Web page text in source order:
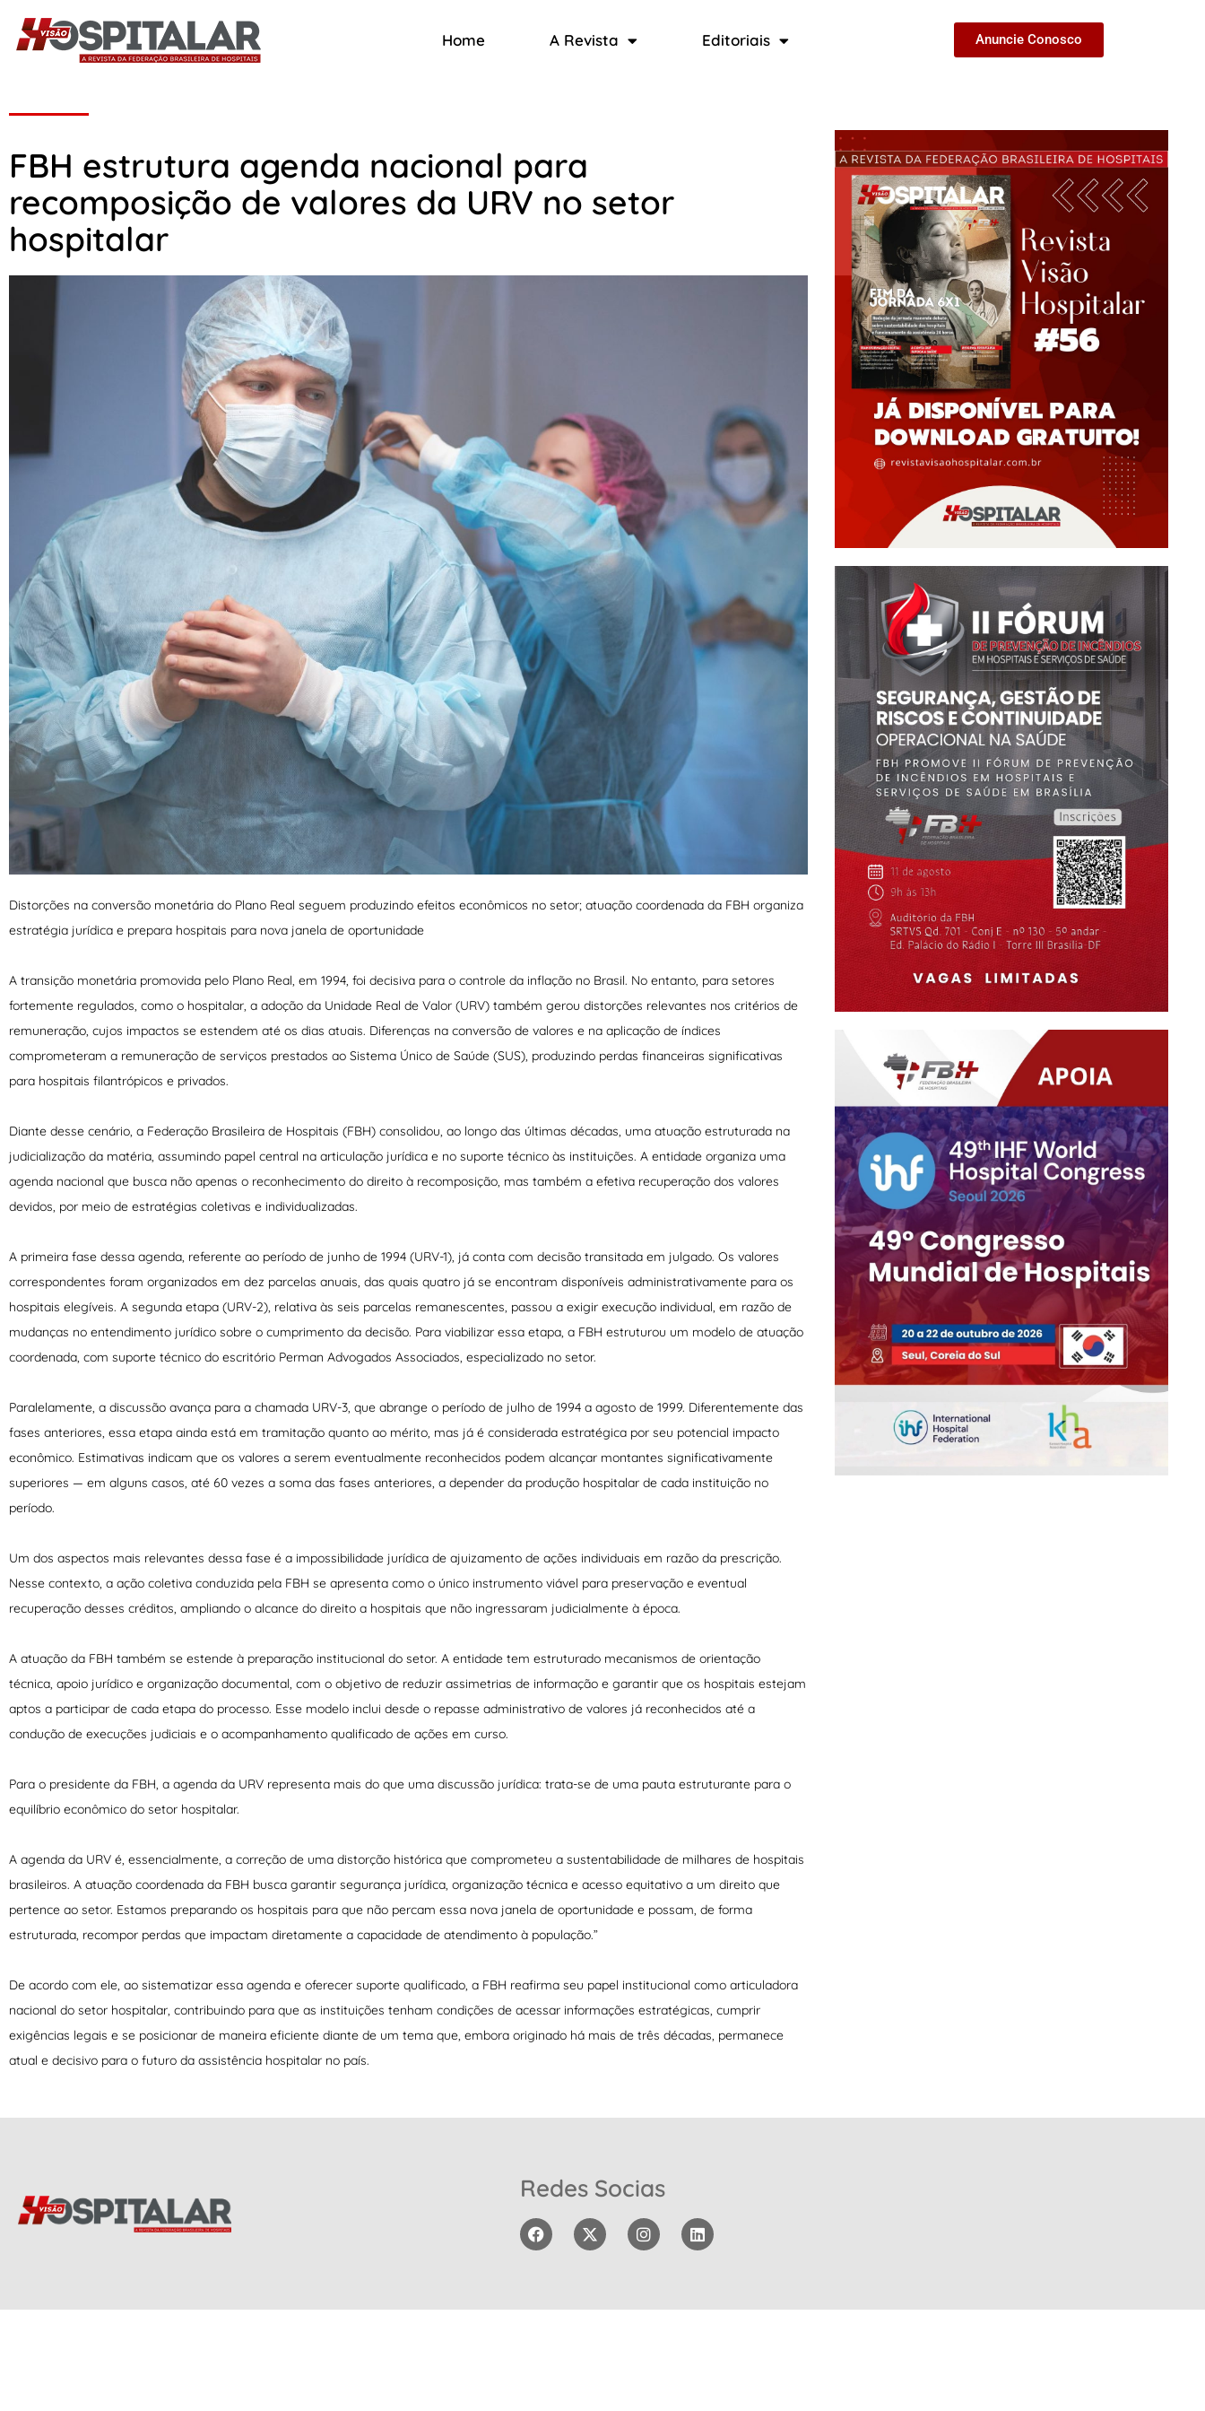
Home A Revista Editoriais Anuncie Conosco
FBH estrutura agenda nacional para
recomposição de valores da URV no setor
hospitalar
Distorções na conversão monetária do Plano Real seguem produzindo efeitos econômicos no setor; atuação coordenada da FBH organiza
estratégia jurídica e prepara hospitais para nova janela de oportunidade
A transição monetária promovida pelo Plano Real, em 1994, foi decisiva para o controle da inflação no Brasil. No entanto, para setores
fortemente regulados, como o hospitalar, a adoção da Unidade Real de Valor (URV) também gerou distorções relevantes nos critérios de
remuneração, cujos impactos se estendem até os dias atuais. Diferenças na conversão de valores e na aplicação de índices
comprometeram a remuneração de serviços prestados ao Sistema Único de Saúde (SUS), produzindo perdas financeiras significativas
para hospitais filantrópicos e privados.
Diante desse cenário, a Federação Brasileira de Hospitais (FBH) consolidou, ao longo das últimas décadas, uma atuação estruturada na
judicialização da matéria, assumindo papel central na articulação jurídica e no suporte técnico às instituições. A entidade organiza uma
agenda nacional que busca não apenas o reconhecimento do direito à recomposição, mas também a efetiva recuperação dos valores
devidos, por meio de estratégias coletivas e individualizadas.
A primeira fase dessa agenda, referente ao período de junho de 1994 (URV-1), já conta com decisão transitada em julgado. Os valores
correspondentes foram organizados em dez parcelas anuais, das quais quatro já se encontram disponíveis administrativamente para os
hospitais elegíveis. A segunda etapa (URV-2), relativa às seis parcelas remanescentes, passou a exigir execução individual, em razão de
mudanças no entendimento jurídico sobre o cumprimento da decisão. Para viabilizar essa etapa, a FBH estruturou um modelo de atuação
coordenada, com suporte técnico do escritório Perman Advogados Associados, especializado no setor.
Paralelamente, a discussão avança para a chamada URV-3, que abrange o período de julho de 1994 a agosto de 1999. Diferentemente das
fases anteriores, essa etapa ainda está em tramitação quanto ao mérito, mas já é considerada estratégica por seu potencial impacto
econômico. Estimativas indicam que os valores a serem eventualmente reconhecidos podem alcançar montantes significativamente
superiores — em alguns casos, até 60 vezes a soma das fases anteriores, a depender da produção hospitalar de cada instituição no
período.
Um dos aspectos mais relevantes dessa fase é a impossibilidade jurídica de ajuizamento de ações individuais em razão da prescrição.
Nesse contexto, a ação coletiva conduzida pela FBH se apresenta como o único instrumento viável para preservação e eventual
recuperação desses créditos, ampliando o alcance do direito a hospitais que não ingressaram judicialmente à época.
A atuação da FBH também se estende à preparação institucional do setor. A entidade tem estruturado mecanismos de orientação
técnica, apoio jurídico e organização documental, com o objetivo de reduzir assimetrias de informação e garantir que os hospitais estejam
aptos a participar de cada etapa do processo. Esse modelo inclui desde o repasse administrativo de valores já reconhecidos até a
condução de execuções judiciais e o acompanhamento qualificado de ações em curso.
Para o presidente da FBH, a agenda da URV representa mais do que uma discussão jurídica: trata-se de uma pauta estruturante para o
equilíbrio econômico do setor hospitalar.
A agenda da URV é, essencialmente, a correção de uma distorção histórica que comprometeu a sustentabilidade de milhares de hospitais
brasileiros. A atuação coordenada da FBH busca garantir segurança jurídica, organização técnica e acesso equitativo a um direito que
pertence ao setor. Estamos preparando os hospitais para que não percam essa nova janela de oportunidade e possam, de forma
estruturada, recompor perdas que impactam diretamente a capacidade de atendimento à população.”
De acordo com ele, ao sistematizar essa agenda e oferecer suporte qualificado, a FBH reafirma seu papel institucional como articuladora
nacional do setor hospitalar, contribuindo para que as instituições tenham condições de acessar informações estratégicas, cumprir
exigências legais e se posicionar de maneira eficiente diante de um tema que, embora originado há mais de três décadas, permanece
atual e decisivo para o futuro da assistência hospitalar no país.
Redes Socias